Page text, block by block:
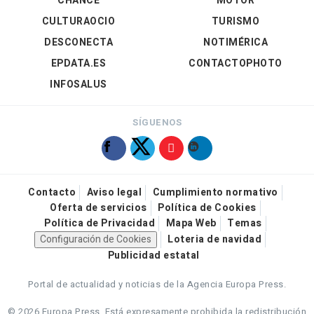
CULTURAOCIO
DESCONECTA
EPDATA.ES
INFOSALUS
TURISMO
NOTIMÉRICA
CONTACTOPHOTO
SÍGUENOS
Contacto Aviso legal
Cumplimiento normativo
Oferta de servicios
Política de Cookies
Política de Privacidad
Mapa Web
Temas
Configuración de Cookies
Loteria de navidad
Publicidad estatal
Portal de actualidad y noticias de la Agencia Europa Press.